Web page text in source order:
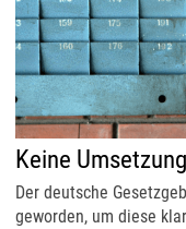
Keine
Der deutsche
geworden, um diese